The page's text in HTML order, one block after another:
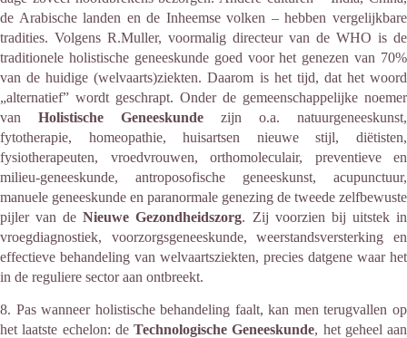
de Arabische landen en de Inheemse volken – hebben vergelijkbare
tradities. Volgens R.Muller, voormalig directeur van de WHO is de
traditionele holistische geneeskunde goed voor het genezen van 70%
van de huidige (welvaarts)ziekten. Daarom is het tijd, dat het woord
„alternatief” wordt geschrapt. Onder de gemeenschappelijke noemer
van Holistische Geneeskunde zijn o.a. natuurgeneeskunst,
fytotherapie, homeopathie, huisartsen nieuwe stijl, diëtisten,
fysiotherapeuten, vroedvrouwen, orthomoleculair, preventieve en
milieu-geneeskunde, antroposofische geneeskunst, acupunctuur,
manuele geneeskunde en paranormale genezing de tweede zelfbewuste
pijler van deNieuwe Gezondheidszorg. Zij voorzien bij uitstek in
vroegdiagnostiek, voorzorgsgeneeskunde, weerstandsversterking en
effectieve behandeling van welvaartsziekten, precies datgene waar het
in de reguliere sector aan ontbreekt.
8. Pas wanneer holistische behandeling faalt, kan men terugvallen op
het laatste echelon: de Technologische Geneeskunde, het geheel aan